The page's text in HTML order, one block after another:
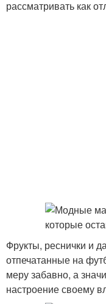
рассматривать как
Фрукты, реснички и
отпечатанные на
меру забавно, а
настроение своему